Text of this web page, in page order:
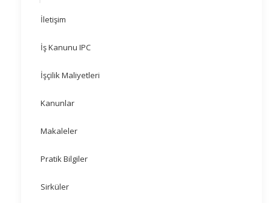
İletişim
İş Kanunu IPC
İşçilik Maliyetleri
Kanunlar
Makaleler
Pratik Bilgiler
Sirküler